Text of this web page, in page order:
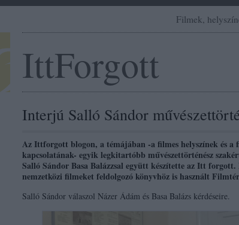
Filmek,
IttForgott
Interjú Salló Sándor
Az Ittforgott blogon, a témájában -a filmes helyszínek és a
kapcsolatának- egyik legkitartóbb művészettörténész
Salló Sándor Basa Balázzsal együtt készítette az Itt forgott.
nemzetközi filmeket feldolgozó könyvhöz is használt
Salló Sándor válaszol Názer Ádám és Basa Balázs kérdéseire.